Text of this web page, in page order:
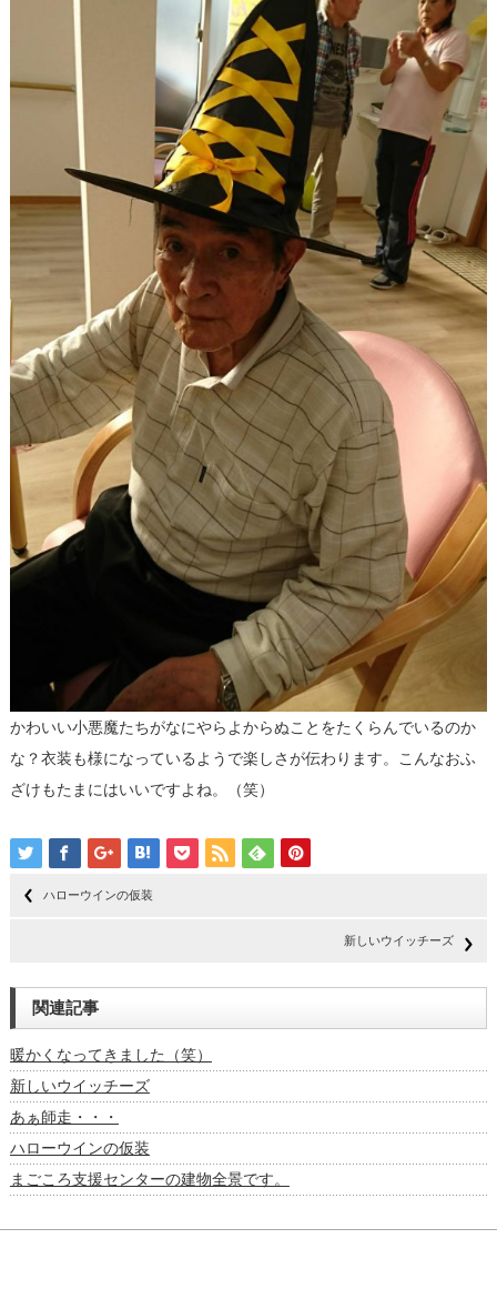
かわいい小悪魔たちがなにやらよからぬことをたくらんでいるのか
な？衣装も様になっているようで楽しさが伝わります。こんなおふ
ざけもたまにはいいですよね。（笑）
ハローウインの仮装
新しいウイッチーズ
関連記事
暖かくなってきました（笑）
新しいウイッチーズ
あぁ師走・・・
ハローウインの仮装
まごころ支援センターの建物全景です。